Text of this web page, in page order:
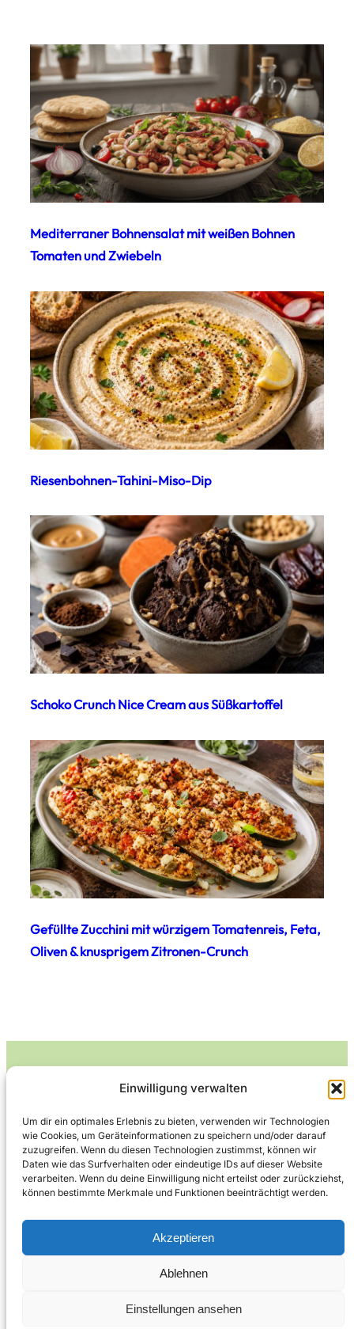
Einwilligung verwalten
Um dir ein optimales Erlebnis zu bieten, verwenden wir Technologien
wie Cookies, um Geräteinformationen zu speichern und/oder darauf
zuzugreifen. Wenn du diesen Technologien zustimmst, können wir
Daten wie das Surfverhalten oder eindeutige IDs auf dieser Website
verarbeiten. Wenn du deine Einwilligung nicht erteilst oder zurückziehst,
können bestimmte Merkmale und Funktionen beeinträchtigt werden.
Akzeptieren
Ablehnen
Einstellungen ansehen
Mediterraner Bohnensalat mit weißen Bohnen
Tomaten und Zwiebeln
Riesenbohnen-Tahini-Miso-Dip
Schoko Crunch Nice Cream aus Süßkartoffel
Gefüllte Zucchini mit würzigem Tomatenreis, Feta,
Oliven & knusprigem Zitronen-Crunch
Leckerlife
Lecker essen – gesund leben.
Kontakt
Copyright © 2026 Designed by